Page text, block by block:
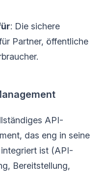
: Die sichere
Partner, öffentliche
API-
das eng in seine
ist (API-
Bereitstellung,